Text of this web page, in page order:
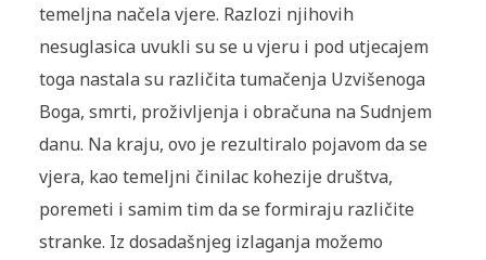
temeljna načela vjere. Razlozi njihovih
nesuglasica uvukli su se u vjeru i pod utje­cajem
toga nastala su različita tumačenja Uzvišenoga
Boga, smrti, proživljenja i obračuna na Sudnjem
danu. Na kraju, ovo je rezulti­ralo pojavom da se
vjera, kao temeljni činilac kohezije društva,
poremeti i samim tim da se formiraju različite
stranke. Iz dosa­dašnjeg izlaganja možemo